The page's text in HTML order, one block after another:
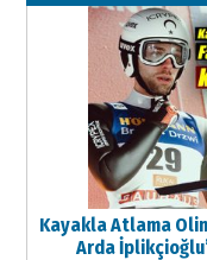
11 Mayıs
Kayakla Atlama
Arda